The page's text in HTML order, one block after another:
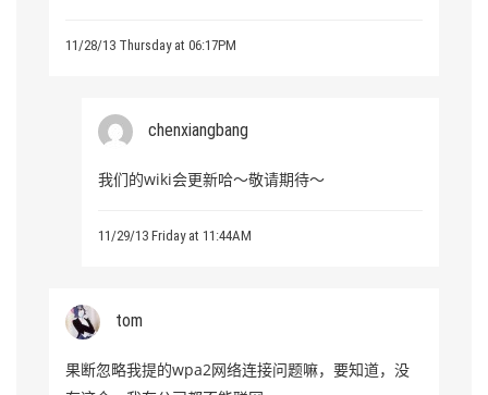
11/28/13 Thursday at 06:17PM
chenxiangbang
我们的wiki会更新哈～敬请期待～
11/29/13 Friday at 11:44AM
tom
果断忽略我提的wpa2网络连接问题嘛，要知道，没